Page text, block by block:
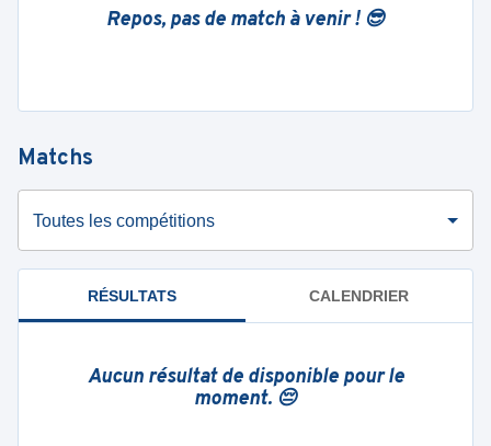
Repos, pas de match à venir ! 😎
Matchs
Toutes les compétitions
RÉSULTATS CALENDRIER
Aucun résultat de disponible pour le
moment. 😔